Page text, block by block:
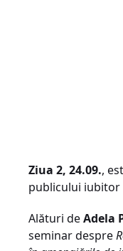
Ziua 2, 24.09.,
publicului iubitor
Alături deAdela
seminar despre